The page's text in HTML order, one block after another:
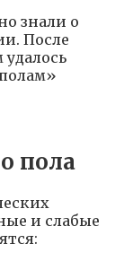
знали о
После
пола
и слабые